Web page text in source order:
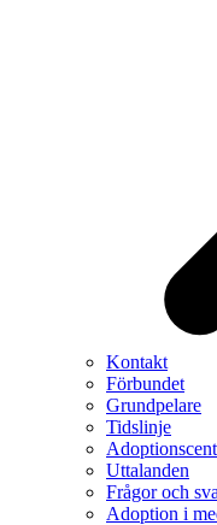
Kontakt
Förbundet
Grundpelare
Tidslinje
Uttalanden
Frågor och
Adoption i